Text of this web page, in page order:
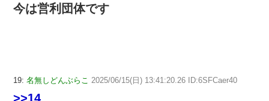
今は営利団体です
19: 名無しどんぶらこ 2025/06/15(日) 13:41:20.26 ID:6SFCaer40
>>14